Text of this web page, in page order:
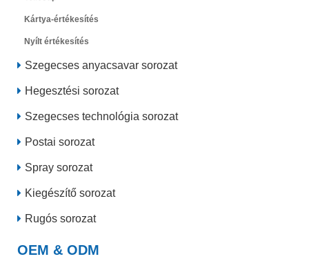
Kártya-értékesítés
Nyílt értékesítés
Szegecses anyacsavar sorozat
Hegesztési sorozat
Szegecses technológia sorozat
Postai sorozat
Spray sorozat
Kiegészítő sorozat
Rugós sorozat
OEM & ODM